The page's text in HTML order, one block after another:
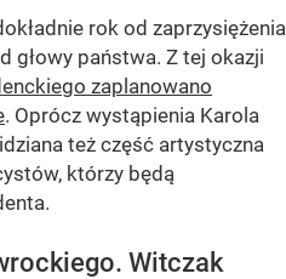
rok od zaprzysiężenia
głowy państwa. Z tej okazji
zaplanowano
. Oprócz wystąpienia Karola
też część artystyczna
którzy będą
Witczak